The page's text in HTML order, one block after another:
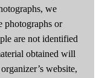
we
photographs or
are not identified
obtained will
website,